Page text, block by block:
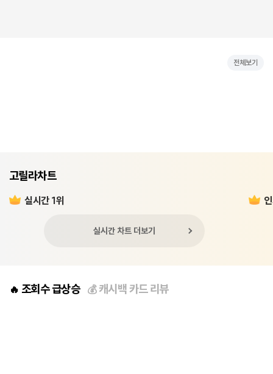
전체보기
고릴라차트
실시간 1위
실시간 차트 더보기
🔥 조회수 급상승 💰캐시백 카드 리뷰